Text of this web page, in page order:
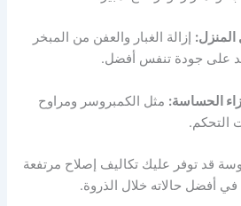
المنزل: إزالة الغبار والعفن من المبخر
على جودة تنفس أفضل.
الحساسة: مثل الكمبروسر ومراوح
التحكم.
قد توفر عليك تكاليف إصلاح مرتفعة
في أفضل حالاته خلال الذروة.